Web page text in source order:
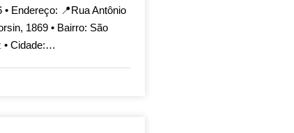
• Endereço: 📍Rua Antônio
1869 • Bairro: São
• Cidade:…